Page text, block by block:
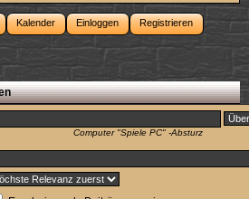
Kalender Einloggen Registrieren
Computer "Spiele PC" -Absturz